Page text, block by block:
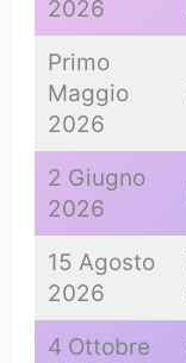
2026
Primo
Maggio
2026
2 Giugno
2026
15 Agosto
2026
4 Ottobre